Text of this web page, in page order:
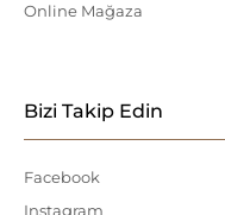
Online Mağaza
Bizi Takip Edin
Facebook
Instagram